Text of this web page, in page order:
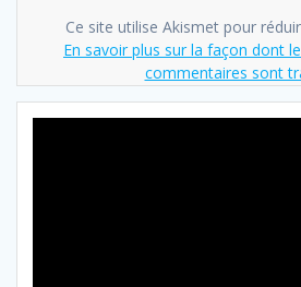
Ce site utilise Akismet pour
En savoir plus sur la façon dont
commentaires sont